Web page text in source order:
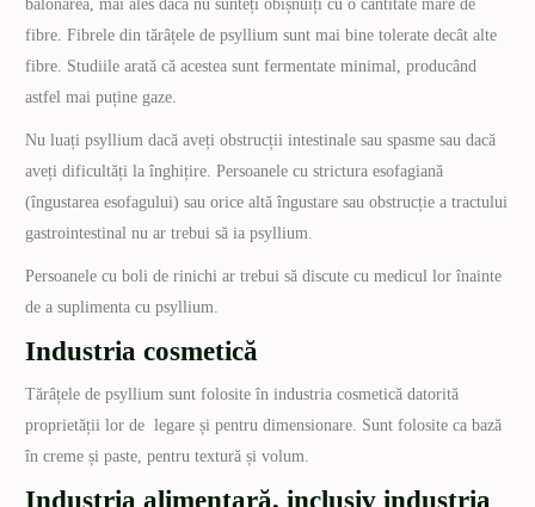
balonarea, mai ales dacă nu sunteți obișnuiți cu o cantitate mare de
fibre. Fibrele din tărâțele de psyllium sunt mai bine tolerate decât alte
fibre. Studiile arată că acestea sunt fermentate minimal, producând
astfel mai puține gaze.
Nu luați psyllium dacă aveți obstrucții intestinale sau spasme sau dacă
aveți dificultăți la înghițire. Persoanele cu strictura esofagiană
(îngustarea esofagului) sau orice altă îngustare sau obstrucție a tractului
gastrointestinal nu ar trebui să ia psyllium.
Persoanele cu boli de rinichi ar trebui să discute cu medicul lor înainte
de a suplimenta cu psyllium.
Industria cosmetică
Tărâțele de psyllium sunt folosite în industria cosmetică datorită
proprietății lor de legare și pentru dimensionare. Sunt folosite ca bază
în creme și paste, pentru textură și volum.
Industria alimentară, inclusiv industria